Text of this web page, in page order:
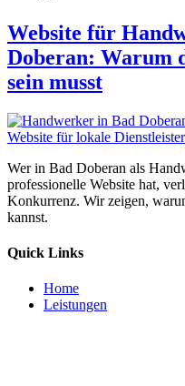
Website für
Doberan: Warum
sein musst
Wer in Bad Doberan als
professionelle Website hat,
Konkurrenz. Wir zeigen,
kannst.
Quick Links
Home
Leistungen